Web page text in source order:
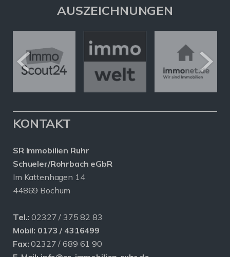
AUSZEICHNUNGEN
KONTAKT
SR Immobilien Ruhr
Schueler/Rohrbach eGbR
Im Kattenhagen 14
44869 Bochum
Tel.: 02327 / 375 82 83
Mobil: 0173 / 4316499
Fax: 02327 / 689 61 90